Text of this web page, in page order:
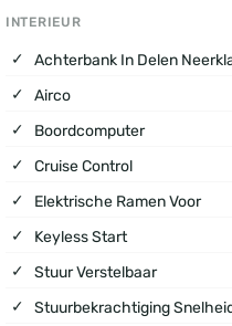
INTERIEUR
Achterbank In Delen
Airco
Boordcomputer
Cruise Control
Elektrische Ramen Voor
Keyless Start
Stuur Verstelbaar
Stuurbekrachtiging